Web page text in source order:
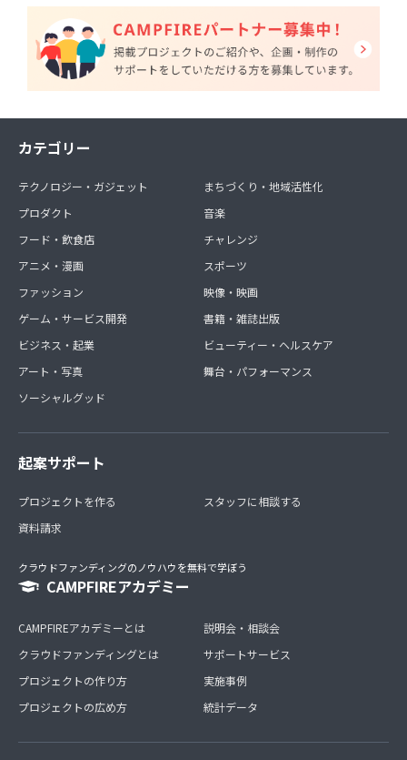
カテゴリー
テクノロジー・ガジェット
プロダクト
フード・飲食店
アニメ・漫画
ファッション
ゲーム・サービス開発
ビジネス・起業
アート・写真
ソーシャルグッド
まちづくり・地域活性化
音楽
チャレンジ
スポーツ
映像・映画
書籍・雑誌出版
ビューティー・ヘルスケア
舞台・パフォーマンス
起案サポート
プロジェクトを作る
資料請求
スタッフに相談する
クラウドファンディングのノウハウを無料で学ぼう
CAMPFIREアカデミー
CAMPFIREアカデミーとは
クラウドファンディングとは
プロジェクトの作り方
プロジェクトの広め方
説明会・相談会
サポートサービス
実施事例
統計データ